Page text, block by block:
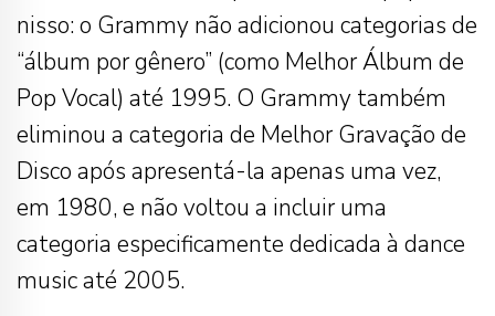
nisso: o Grammy não adicionou categorias de
“álbum por gênero” (como Melhor Álbum de
Pop Vocal) até 1995. O Grammy também
eliminou a categoria de Melhor Gravação de
Disco após apresentá-la apenas uma vez,
em 1980, e não voltou a incluir uma
categoria especificamente dedicada à dance
music até 2005.